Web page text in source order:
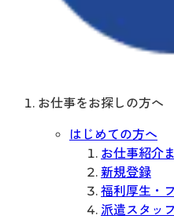
お仕事をお探しの方へ
はじめての方へ
お仕事紹介
新規登録
福利厚生・
派遣スタッ